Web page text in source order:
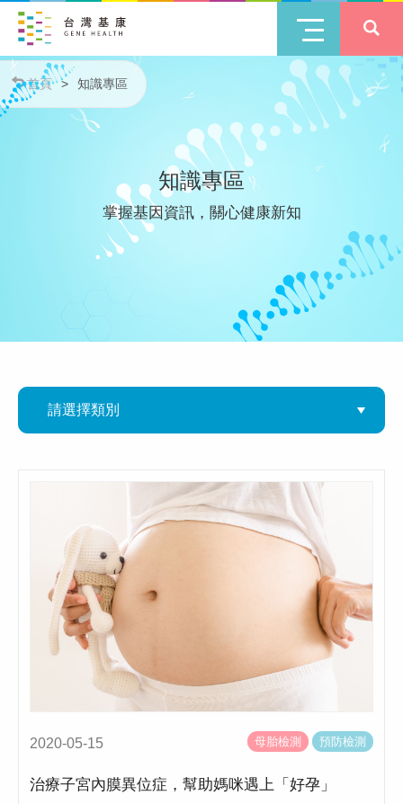
首頁 > 知識專區
知識專區
掌握基因資訊，關心健康新知
2020-05-15 母胎檢測 預防檢測
治療子宮內膜異位症，幫助媽咪遇上「好孕」